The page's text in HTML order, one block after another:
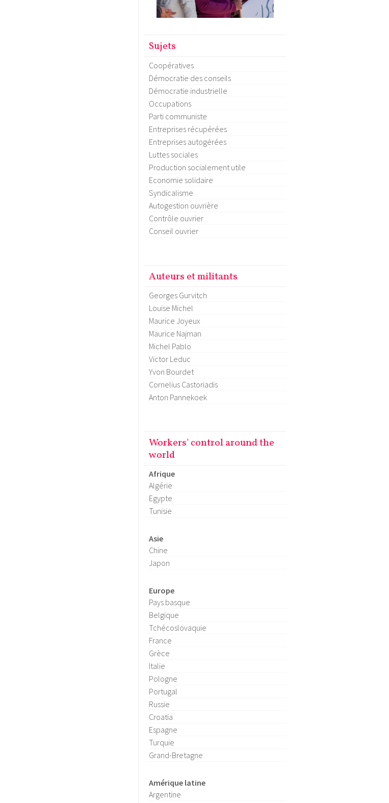
Sujets
Coopératives
Démocratie des conseils
Démocratie industrielle
Occupations
Parti communiste
Entreprises récupérées
Entreprises autogérées
Luttes sociales
Production socialement utile
Economie solidaire
Syndicalisme
Autogestion ouvrière
Contrôle ouvrier
Conseil ouvrier
Auteurs et militants
Georges Gurvitch
Louise Michel
Maurice Joyeux
Maurice Najman
Michel Pablo
Victor Leduc
Yvon Bourdet
Cornelius Castoriadis
Anton Pannekoek
Workers' control around the
world
Afrique
Algérie
Egypte
Tunisie
Asie
Chine
Japon
Europe
Pays basque
Belgique
Tchécoslovaquie
France
Grèce
Italie
Pologne
Portugal
Russie
Croatia
Espagne
Turquie
Grand-Bretagne
Amérique latine
Argentine